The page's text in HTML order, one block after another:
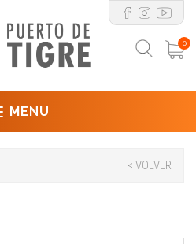
0
MENU
< VOLVER